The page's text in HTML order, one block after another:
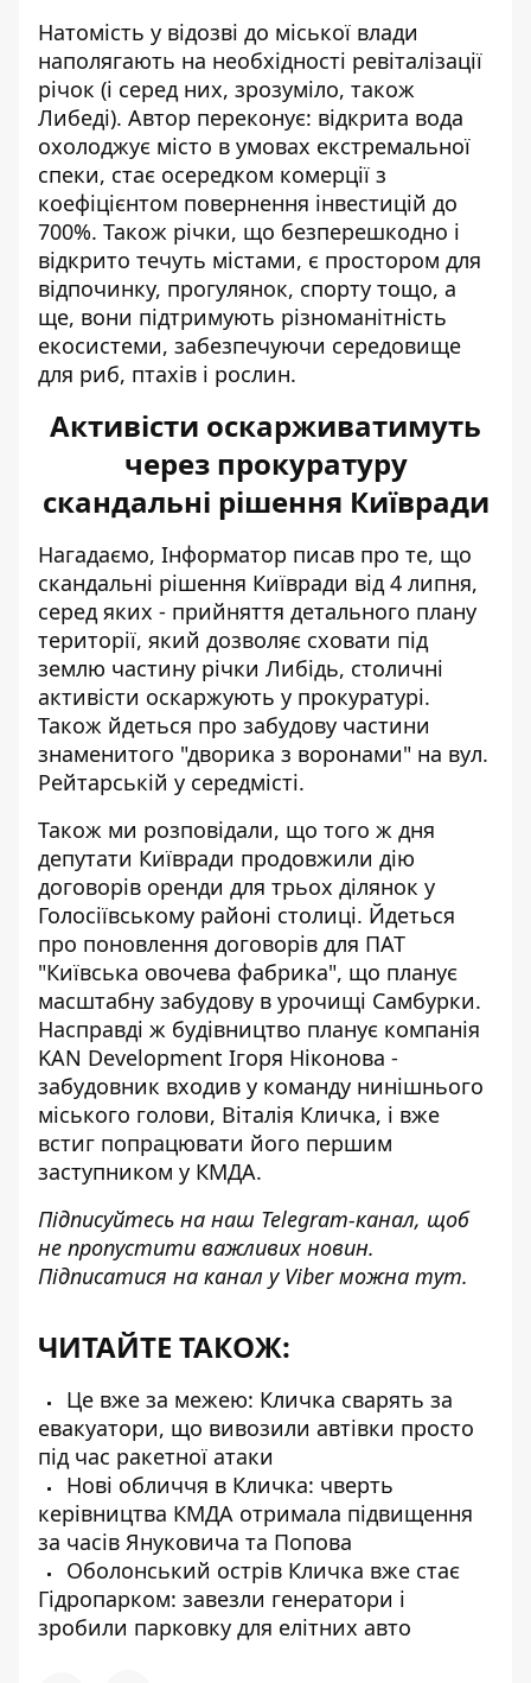
Натомість у відозві до міської влади
наполягають на необхідності ревіталізації
річок (і серед них, зрозуміло, також
Либеді). Автор переконує: відкрита вода
охолоджує місто в умовах екстремальної
спеки, стає осередком комерції з
коефіцієнтом повернення інвестицій до
700%. Також річки, що безперешкодно і
відкрито течуть містами, є простором для
відпочинку, прогулянок, спорту тощо, а
ще, вони підтримують різноманітність
екосистеми, забезпечуючи середовище
для риб, птахів і рослин.
Активісти оскарживатимуть
через прокуратуру
скандальні рішення Київради
Нагадаємо, Інформатор писав про те, що
скандальні рішення Київради від 4 липня,
серед яких - прийняття детального плану
території, який дозволяє сховати під
землю частину річки Либідь, столичні
активісти оскаржують у прокуратурі.
Також йдеться про забудову частини
знаменитого "дворика з воронами" на вул.
Рейтарській у середмісті.
Також ми розповідали, що того ж дня
депутати Київради продовжили дію
договорів оренди для трьох ділянок у
Голосіївському районі столиці. Йдеться
про поновлення договорів для ПАТ
"Київська овочева фабрика", що планує
масштабну забудову в урочищі Самбурки.
Насправді ж будівництво планує компанія
KAN Development Ігоря Ніконова -
забудовник входив у команду нинішнього
міського голови, Віталія Кличка, і вже
встиг попрацювати його першим
заступником у КМДА.
Підписуйтесь на наш Telegram-канал, щоб
не пропустити важливих новин.
Підписатися на канал у Viber можна тут.
ЧИТАЙТЕ ТАКОЖ:
Це вже за межею: Кличка сварять за
евакуатори, що вивозили автівки просто
під час ракетної атаки
Нові обличчя в Кличка: чверть
керівництва КМДА отримала підвищення
за часів Януковича та Попова
Оболонський острів Кличка вже стає
Гідропарком: завезли генератори і
зробили парковку для елітних авто